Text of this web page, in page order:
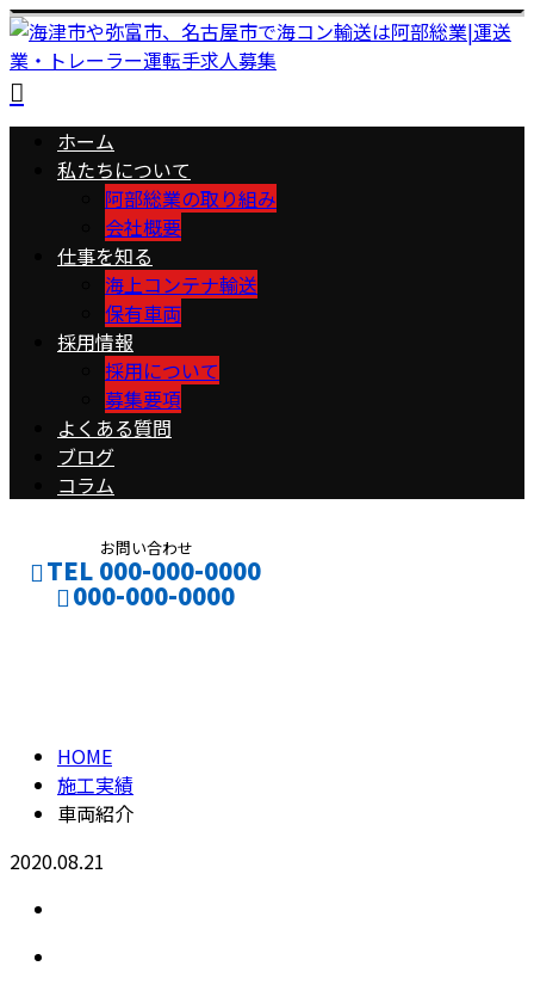
ホーム
私たちについて
阿部総業の取り組み
会社概要
仕事を知る
海上コンテナ輸送
保有車両
採用情報
採用について
募集要項
よくある質問
ブログ
コラム
お問い合わせ
TEL 000-000-0000
000-000-0000
HOME
施工実績
車両紹介
2020.08.21